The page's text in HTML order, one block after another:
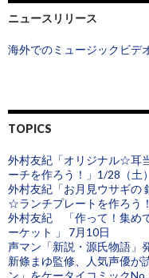
ニュースリリース
海外でのミュージックビデ
TOPICS
外村友紀「オリジナル☆耳
ーチを作ろう！」1/28（土）
外村友紀「お月見ウサギの
☆ランチプレートを作ろう
外村友紀 「作って！集め
ーケット 」 7月10日
声マン「新説・源氏物語」
新條まゆ監修、人気声優
ン」をケータイコミック